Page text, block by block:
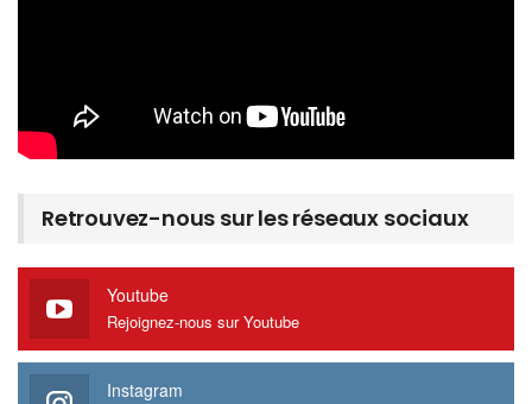
Retrouvez-nous sur les réseaux sociaux
Youtube
Rejoignez-nous sur Youtube
Instagram